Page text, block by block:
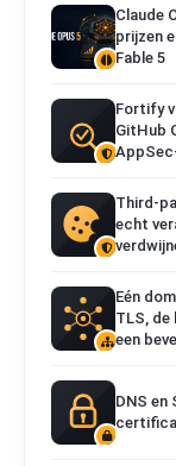
Claude
prijzen
Fable 5
Fortify
GitHub
Third-
echt
Eén
TLS, de
een
DNS en